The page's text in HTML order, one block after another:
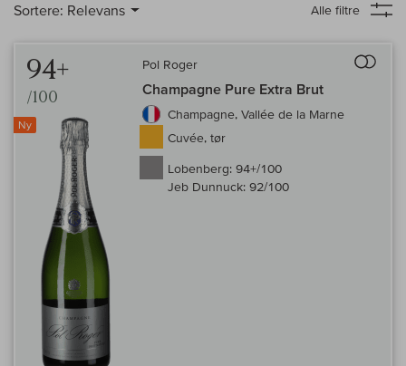
Sortere: Relevans Alle filtre
94+
/100
Ny
Pol Roger
Champagne Pure Extra Brut
Champagne, Vallée de la Marne
Cuvée, tør
Lobenberg: 94+/100
Jeb Dunnuck: 92/100